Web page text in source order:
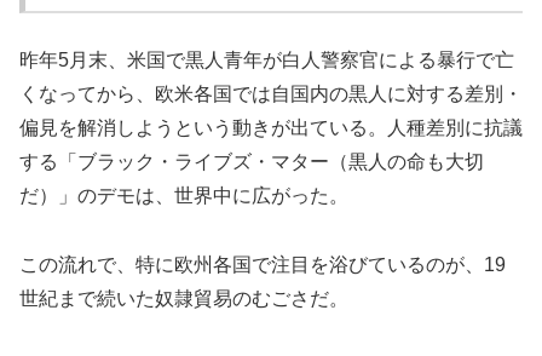
昨年5月末、米国で黒人青年が白人警察官による暴行で亡
くなってから、欧米各国では自国内の黒人に対する差別・
偏見を解消しようという動きが出ている。人種差別に抗議
する「ブラック・ライブズ・マター（黒人の命も大切
だ）」のデモは、世界中に広がった。
この流れで、特に欧州各国で注目を浴びているのが、19
世紀まで続いた奴隷貿易のむごさだ。